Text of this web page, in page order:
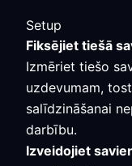
Setup
Fiksējiet tiešā
Izmēriet tiešo
uzdevumam,
salīdzināšanai
darbību.
Izveidojiet